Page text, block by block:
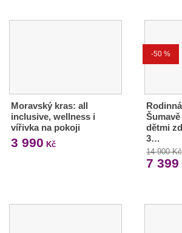
Moravský kras: all
inclusive, wellness i
vířivka na pokoji
3 990 Kč
-50 %
dětmi
3…
14 900 Kč
7 399